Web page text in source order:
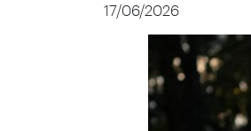
17/06/2026